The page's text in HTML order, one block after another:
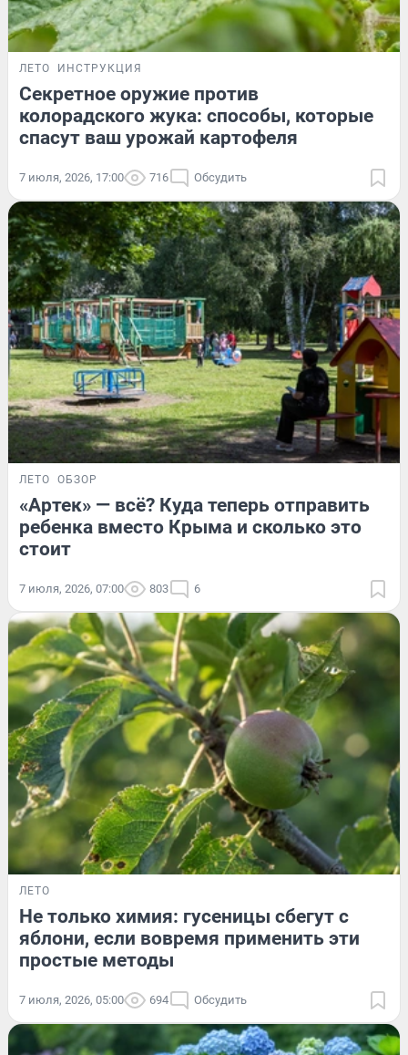
ЛЕТО ИНСТРУКЦИЯ
Секретное оружие против
колорадского жука: способы, которые
спасут ваш урожай картофеля
7 июля, 2026, 17:00 716 Обсудить
ЛЕТО ОБЗОР
«Артек» — всё? Куда теперь отправить
ребенка вместо Крыма и сколько это
стоит
7 июля, 2026, 07:00 803 6
ЛЕТО
Не только химия: гусеницы сбегут с
яблони, если вовремя применить эти
простые методы
7 июля, 2026, 05:00 694 Обсудить